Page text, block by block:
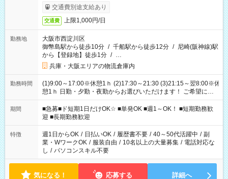
交通費別途支給あり
交通費 上限1,000円/日
勤務地
大阪市西淀川区
御幣島駅から徒歩10分 / 千船駅から徒歩12分 / 尼崎(阪神線)駅
から【登録地】徒歩1分 / …
兵庫・大阪エリアの物流倉庫内
勤務時間
(1)9:00～17:00※休憩1ｈ (2)17:30～21:30 (3)21:15～翌8:00※休
憩1ｈ 日勤・夕勤・夜勤からお選びいただけます！ ご希望に合
わせて働けるお仕事です(*^^*) 【その他選べる勤務時間】 8-17
時/9-17時/9-18時/10-18時/11-21時/18-22時/20-翌4時/21-翌5
時/22-翌6時/0-翌8時 ご自身のご都合で選んで頂ける完全自由シ
フト！
期間
■急募■ド短期1日だけOK☆ ■単発OK ■週1～OK！ ■短期勤務歓
迎 ■長期勤務歓迎
特徴 週1日からOK / 日払いOK / 履歴書不要 / 40～50代活躍中 / 副
業・WワークOK / 服装自由 / 10名以上の大量募集 / 電話対応な
し / パソコンスキル不要
気になる！ 応募する 詳細へ